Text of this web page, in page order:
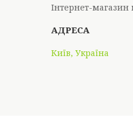
Інтернет-магазин
Київ, Україна